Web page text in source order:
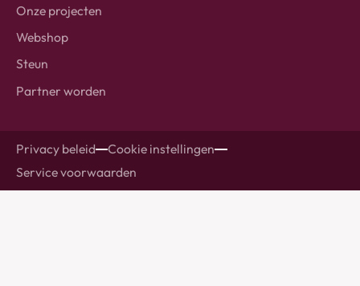
Onze projecten
Webshop
Steun
Partner worden
Privacy beleid
Cookie instellingen
Service voorwaarden